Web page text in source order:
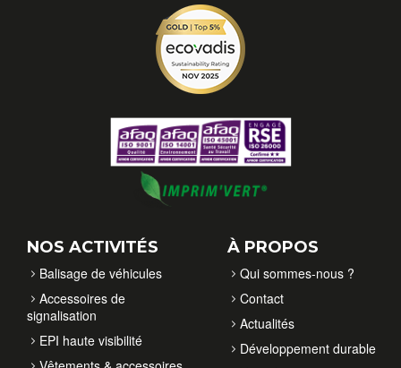
NOS ACTIVITÉS
Balisage de véhicules
Accessoires de
signalisation
EPI haute visibilité
À PROPOS
Qui sommes-nous ?
Contact
Actualités
Développement durable